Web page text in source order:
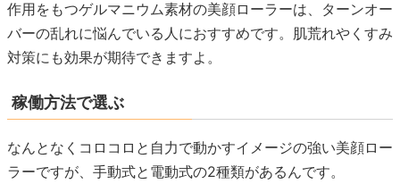
作用をもつゲルマニウム素材の美顔ローラーは、ターンオー
バーの乱れに悩んでいる人におすすめです。肌荒れやくすみ
対策にも効果が期待できますよ。
稼働方法で選ぶ
なんとなくコロコロと自力で動かすイメージの強い美顔ロー
ラーですが、手動式と電動式の2種類があるんです。